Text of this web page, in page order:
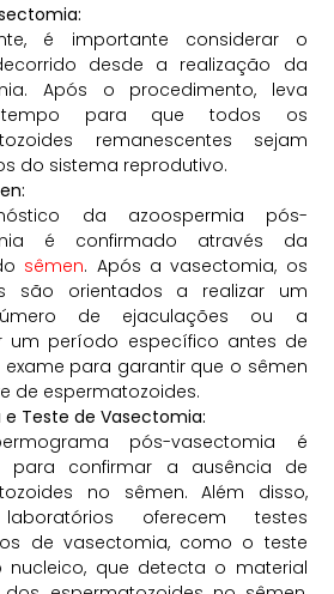
é importante considerar o
desde a realização da
Após o procedimento, leva
para que todos os
remanescentes sejam
do sistema reprodutivo.
da azoospermia pós-
é confirmado através da
sêmen. Após a vasectomia, os
são orientados a realizar um
de ejaculações ou a
um período específico antes de
exame para garantir que o sêmen
de espermatozoides.
Teste de Vasectomia:
pós-vasectomia é
para confirmar a ausência de
no sêmen. Além disso,
oferecem testes
de vasectomia, como o teste
nucleico, que detecta o material